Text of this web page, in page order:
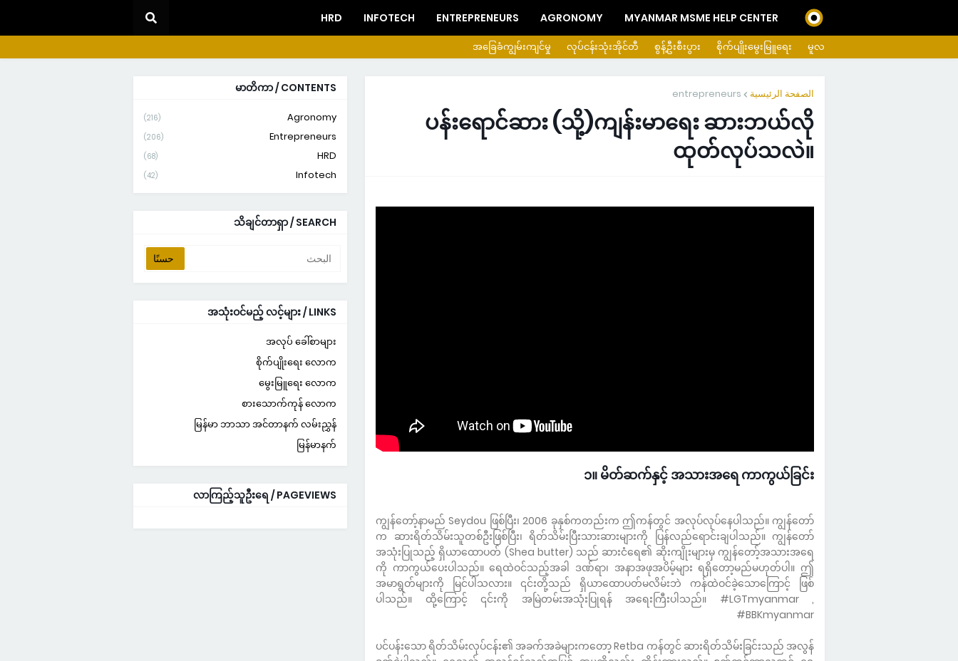
MYANMAR MSME HELP CENTER
AGRONOMY
ENTREPRENEURS
INFOTECH
HRD
မူလ
စိုက်ပျိုးမွေးမြူရေး
စွန့်ဦးစီးပွား
လုပ်ငန်းသုံးအိုင်တီ
အခြေခံကျွမ်းကျင်မှု
الصفحة الرئيسية entrepreneurs
ပန်းရောင်ဆား (သို့)ကျန်းမာရေး ဆားဘယ်လို
ထုတ်လုပ်သလဲ။
၁။ မိတ်ဆက်နှင့် အသားအရေ ကာကွယ်ခြင်း
ကျွန်တော့်နာမည် Seydou ဖြစ်ပြီး၊ 2006 ခုနှစ်ကတည်းက ဤကန်တွင် အလုပ်လုပ်နေပါသည်။ ကျွန်တော်
က ဆားရိတ်သိမ်းသူတစ်ဦးဖြစ်ပြီး၊ ရိတ်သိမ်းပြီးသားဆားများကို ပြန်လည်ရောင်းချပါသည်။ ကျွန်တော်
အသုံးပြုသည့် ရှိယာထောပတ် (Shea butter) သည် ဆားငံရေ၏ ဆိုးကျိုးများမှ ကျွန်တော့်အသားအရေ
ကို ကာကွယ်ပေးပါသည်။ ရေထဲဝင်သည့်အခါ ဒဏ်ရာ၊ အနာအဖုအပိမ့်များ ရရှိတော့မည်မဟုတ်ပါ။ ဤ
အမာရွတ်များကို မြင်ပါသလား။ ၎င်းတို့သည် ရှိယာထောပတ်မလိမ်းဘဲ ကန်ထဲဝင်ခဲ့သောကြောင့် ဖြစ်
ပါသည်။ ထို့ကြောင့် ၎င်းကို အမြဲတမ်းအသုံးပြုရန် အရေးကြီးပါသည်။ #LGTmyanmar ,
#BBKmyanmar
ပင်ပန်းသော ရိတ်သိမ်းလုပ်ငန်း၏ အခက်အခဲများကတော့ Retba ကန်တွင် ဆားရိတ်သိမ်းခြင်းသည် အလွန်
မာတိကာ / CONTENTS
Agronomy
(216)
Entrepreneurs
(206)
HRD
(68)
Infotech
(42)
သိချင်တာရှာ / SEARCH
အသုံးဝင်မည့် လင့်များ / LINKS
အလုပ် ခေါ်စာများ
စိုက်ပျိုးရေး လောက
မွေးမြူရေး လောက
စားသောက်ကုန် လောက
မြန်မာ ဘာသာ အင်တာနက် လမ်းညွှန်
မြန်မာနက်
လာကြည့်သူဦးရေ / PAGEVIEWS